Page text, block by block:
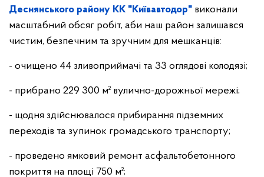
Деснянського району КК "Київавтодор" виконали
масштабний обсяг робіт, аби наш район залишався
чистим, безпечним та зручним для мешканців:
- очищено 44 зливоприймачі та 33 оглядові колодязі;
- прибрано 229 300 м² вулично-дорожньої мережі;
- щодня здійснювалося прибирання підземних
переходів та зупинок громадського транспорту;
- проведено ямковий ремонт асфальтобетонного
покриття на площі 750 м²;